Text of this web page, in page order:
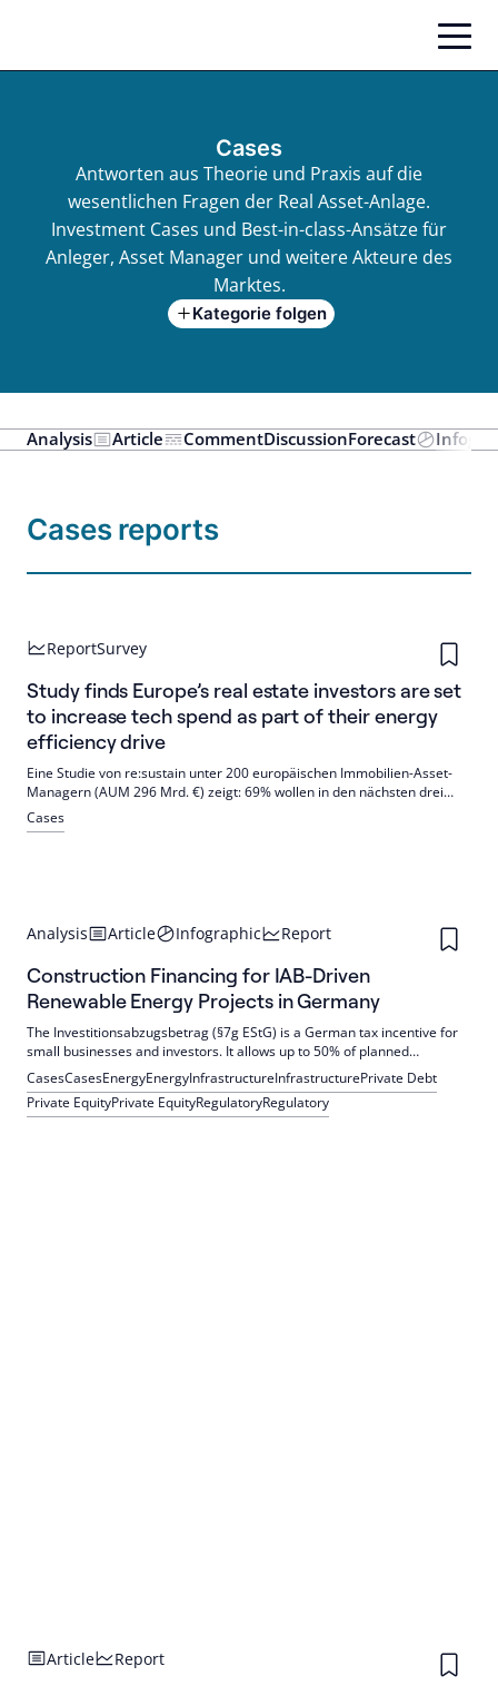
springen
Cases
Antworten aus Theorie und Praxis auf die
wesentlichen Fragen der Real Asset-Anlage.
Investment Cases und Best-in-class-Ansätze für
Anleger, Asset Manager und weitere Akteure des
Marktes.
Kategorie folgen
Analysis Article CommentDiscussionForecast
Cases reports
ReportSurvey
Study finds Europe’s real estate investors are set
to increase tech spend as part of their energy
efficiency drive
Eine Studie von re:sustain unter 200 europäischen Immobilien-Asset-
Managern (AUM 296 Mrd. €) zeigt: 69% wollen in den nächsten drei
Jahren mehr in Technologie investieren, um Energieeffizienz zu
steigern. Tech gilt als schneller und günstiger als Nachrüstungen, ist
Cases
Analysis Article Infographic Report
Construction Financing for IAB-Driven
Renewable Energy Projects in Germany
The Investitionsabzugsbetrag (§7g EStG) is a German tax incentive for
small businesses and investors. It allows up to 50% of planned
investment costs to be deducted up to three years in advance,
improving liquidity, plus accelerated depreciation of up to 20% over five
years.
CasesCasesEnergyEnergyInfrastructureInfrastructurePrivate Debt
Private EquityPrivate EquityRegulatoryRegulatory
Article Report